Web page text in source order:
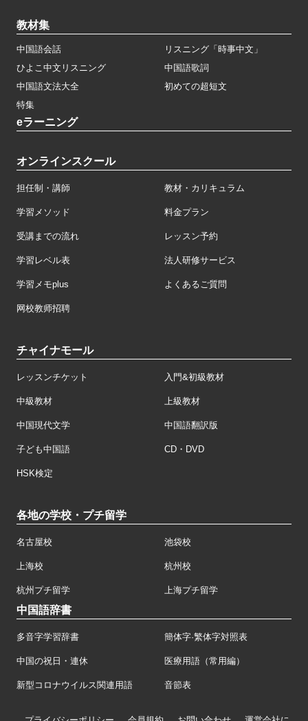
教材集
中国語会話
リスニング「時事中文」
ひよこ中文リスニング
中国語歌詞
中国語文法大全
初めての超短文
特集
eラーニング
オンラインスクール
担任制・講師 教材・カリキュラム
学習メソッド 料金プラン
受講までの流れ レッスン予約
学習レベル表 法人研修サービス
学習メモplus よくあるご質問
网校教师招聘
チャイナモール
レッスンチケット 入門&初級教材
中級教材 上級教材
中国現代文学 中国語翻訳版
子ども中国語 CD・DVD
HSK検定
各地の学校・プチ留学
名古屋校 池袋校
上海校 杭州校
杭州プチ留学 上海プチ留学
中国語辞書
多音字学習辞書 簡体字·繁体字対照表
中国の祝日・連休 医療用語（常用編）
新型コロナウイルス関連用語 音節表